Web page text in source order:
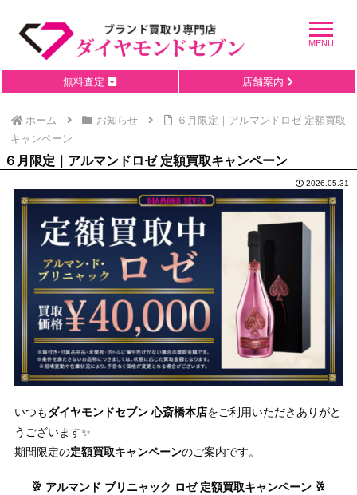
無料査定 店舗案内
ホーム お知らせ
６月限定｜アルマンドロゼ 定額買取
キャンペーン
６月限定｜アルマンドロゼ 定額買取キャンペーン
2026.05.31
いつもダイヤモンドセブン 心斎橋本店をご利用いただきありがと
うございます✨
期間限定の定額買取キャンペーンのご案内です。
🥂 アルマンド ブリニャック ロゼ 定額買取キャンペーン 🥂